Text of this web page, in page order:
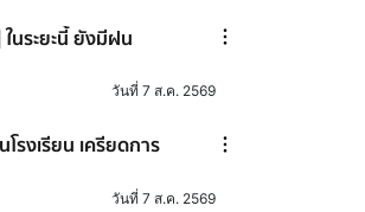
นระยะนี้ ยังมีฝน
วันที่ 7 ส.ค. 2569
รงเรียน เครียดการ
วันที่ 7 ส.ค. 2569